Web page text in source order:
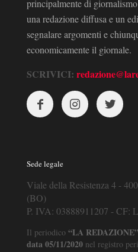
principalmente di
una redazione diffusa e un
segnalare argomenti e
economicamente il giornale.
SCRIVICI:
Sede legale
Viale della Resistenza 4 -
(BO)
P. IVA: 03888911207 -
Il periodico “LA REDAZIONE”
data 05/11/2020 nel registro